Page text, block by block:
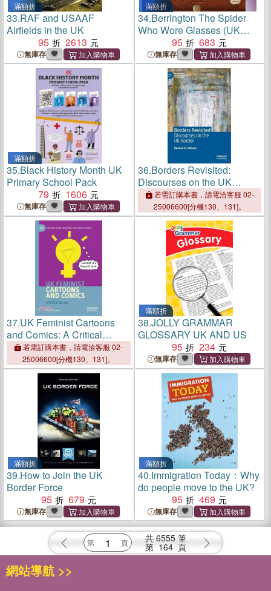
滿額折
33.RAF and USAAF
Airfields in the UK
95
2613
無庫存
滿額折
34.Berrington The Spider
Who Wore Glasses (UK
95 683
無庫存
滿額折
35.Black History Month UK
Primary School Pack
79
1606
無庫存
36.Borders Revisited:
Discourses on the UK
Border
若需訂購本書，請電洽客服 02-
25006600[分機130、131]。
37.UK Feminist Cartoons
and Comics: A Critical
Survey
若需訂購本書，請電洽客服 02-
25006600[分機130、131]。
滿額折
38.JOLLY GRAMMAR
GLOSSARY UK AND US
95
234
無庫存
滿額折
39.How to Join the UK
Border Force
95
679
無庫存
滿額折
40.Immigration Today：Why
do people move to the UK?
95
469
無庫存
共 6555 筆
第 164 頁
網站導航 >>